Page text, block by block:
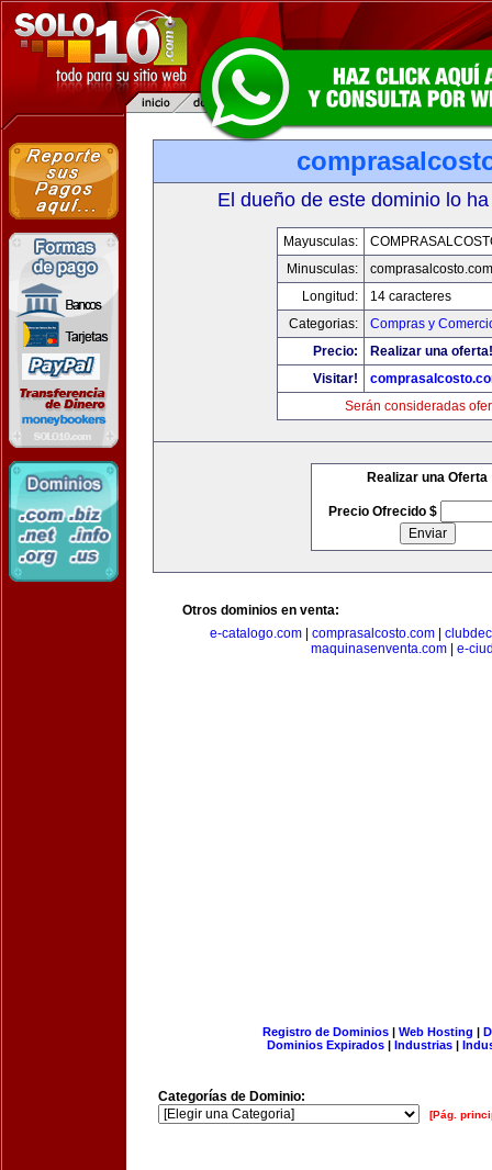
El dueño de este dominio lo
Mayusculas:
Minusculas:
comprasalcosto.com
Longitud:
14 caracteres
Categorias:
Compras y
Precio:
Realizar una oferta!
Visitar!
Serán consideradas
Realizar una Oferta
Precio Ofrecido $
Otros dominios en venta:
e-catalogo.com
comprasalcosto.com
maquinasenventa.com| e-
Registro de Dominios| Web Hosting |
Dominios Expirados | Industrias |
Categorías de Dominio:
[Pág.